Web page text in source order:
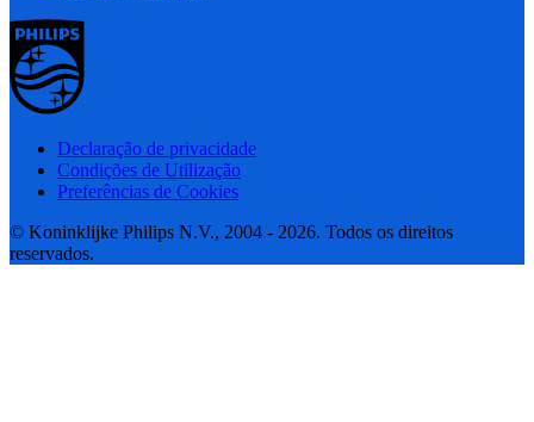
Declaração de privacidade
Condições de Utilização
Preferências de Cookies
© Koninklijke Philips N.V., 2004 - 2026. Todos os direitos
reservados.